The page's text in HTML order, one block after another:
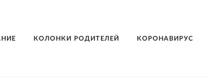
КОЛОНКИ РОДИТЕЛЕЙ КОРОНАВИРУС